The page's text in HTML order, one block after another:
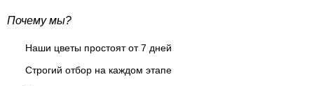
Почему мы?
Наши цветы простоят от 7 дней
Строгий отбор на каждом этапе